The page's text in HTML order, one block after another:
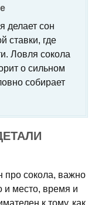
делает сон
ставки, где
Ловля сокола
о сильном
собирает
про сокола, важно
и место, время и
к тому, как